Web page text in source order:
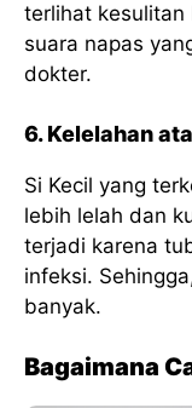
terlihat kesulitan
suara napas
dokter.
6. Kelelahan
Si Kecil yang
lebih lelah dan
terjadi karena
infeksi.
banyak.
Bagaimana